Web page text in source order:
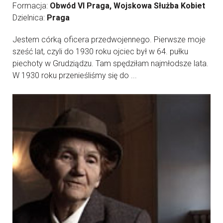
Formacja: Obwód VI Praga, Wojskowa Służba Kobiet
Dzielnica: Praga
Jestem córką oficera przedwojennego. Pierwsze moje
sześć lat, czyli do 1930 roku ojciec był w 64. pułku
piechoty w Grudziądzu. Tam spędziłam najmłodsze lata.
W 1930 roku przenieśliśmy się do ...